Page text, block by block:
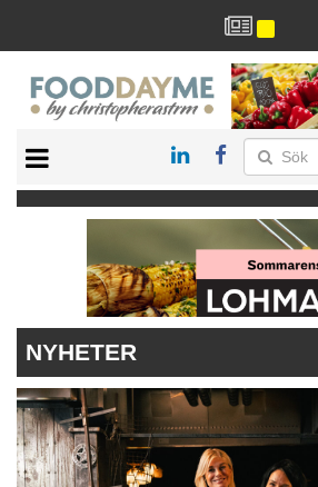
DRYCK
RECEPT
RESTAURANG
NYHETER